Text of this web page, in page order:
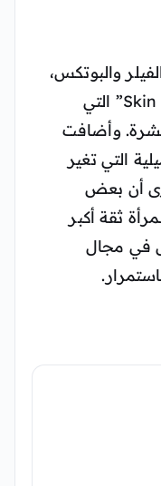
والبوتكس،
بالإضافة إلى تقنية “Skin Booster” التي
وأضافت
التي تغير
أن بعض
ثقة أكبر
في مجال